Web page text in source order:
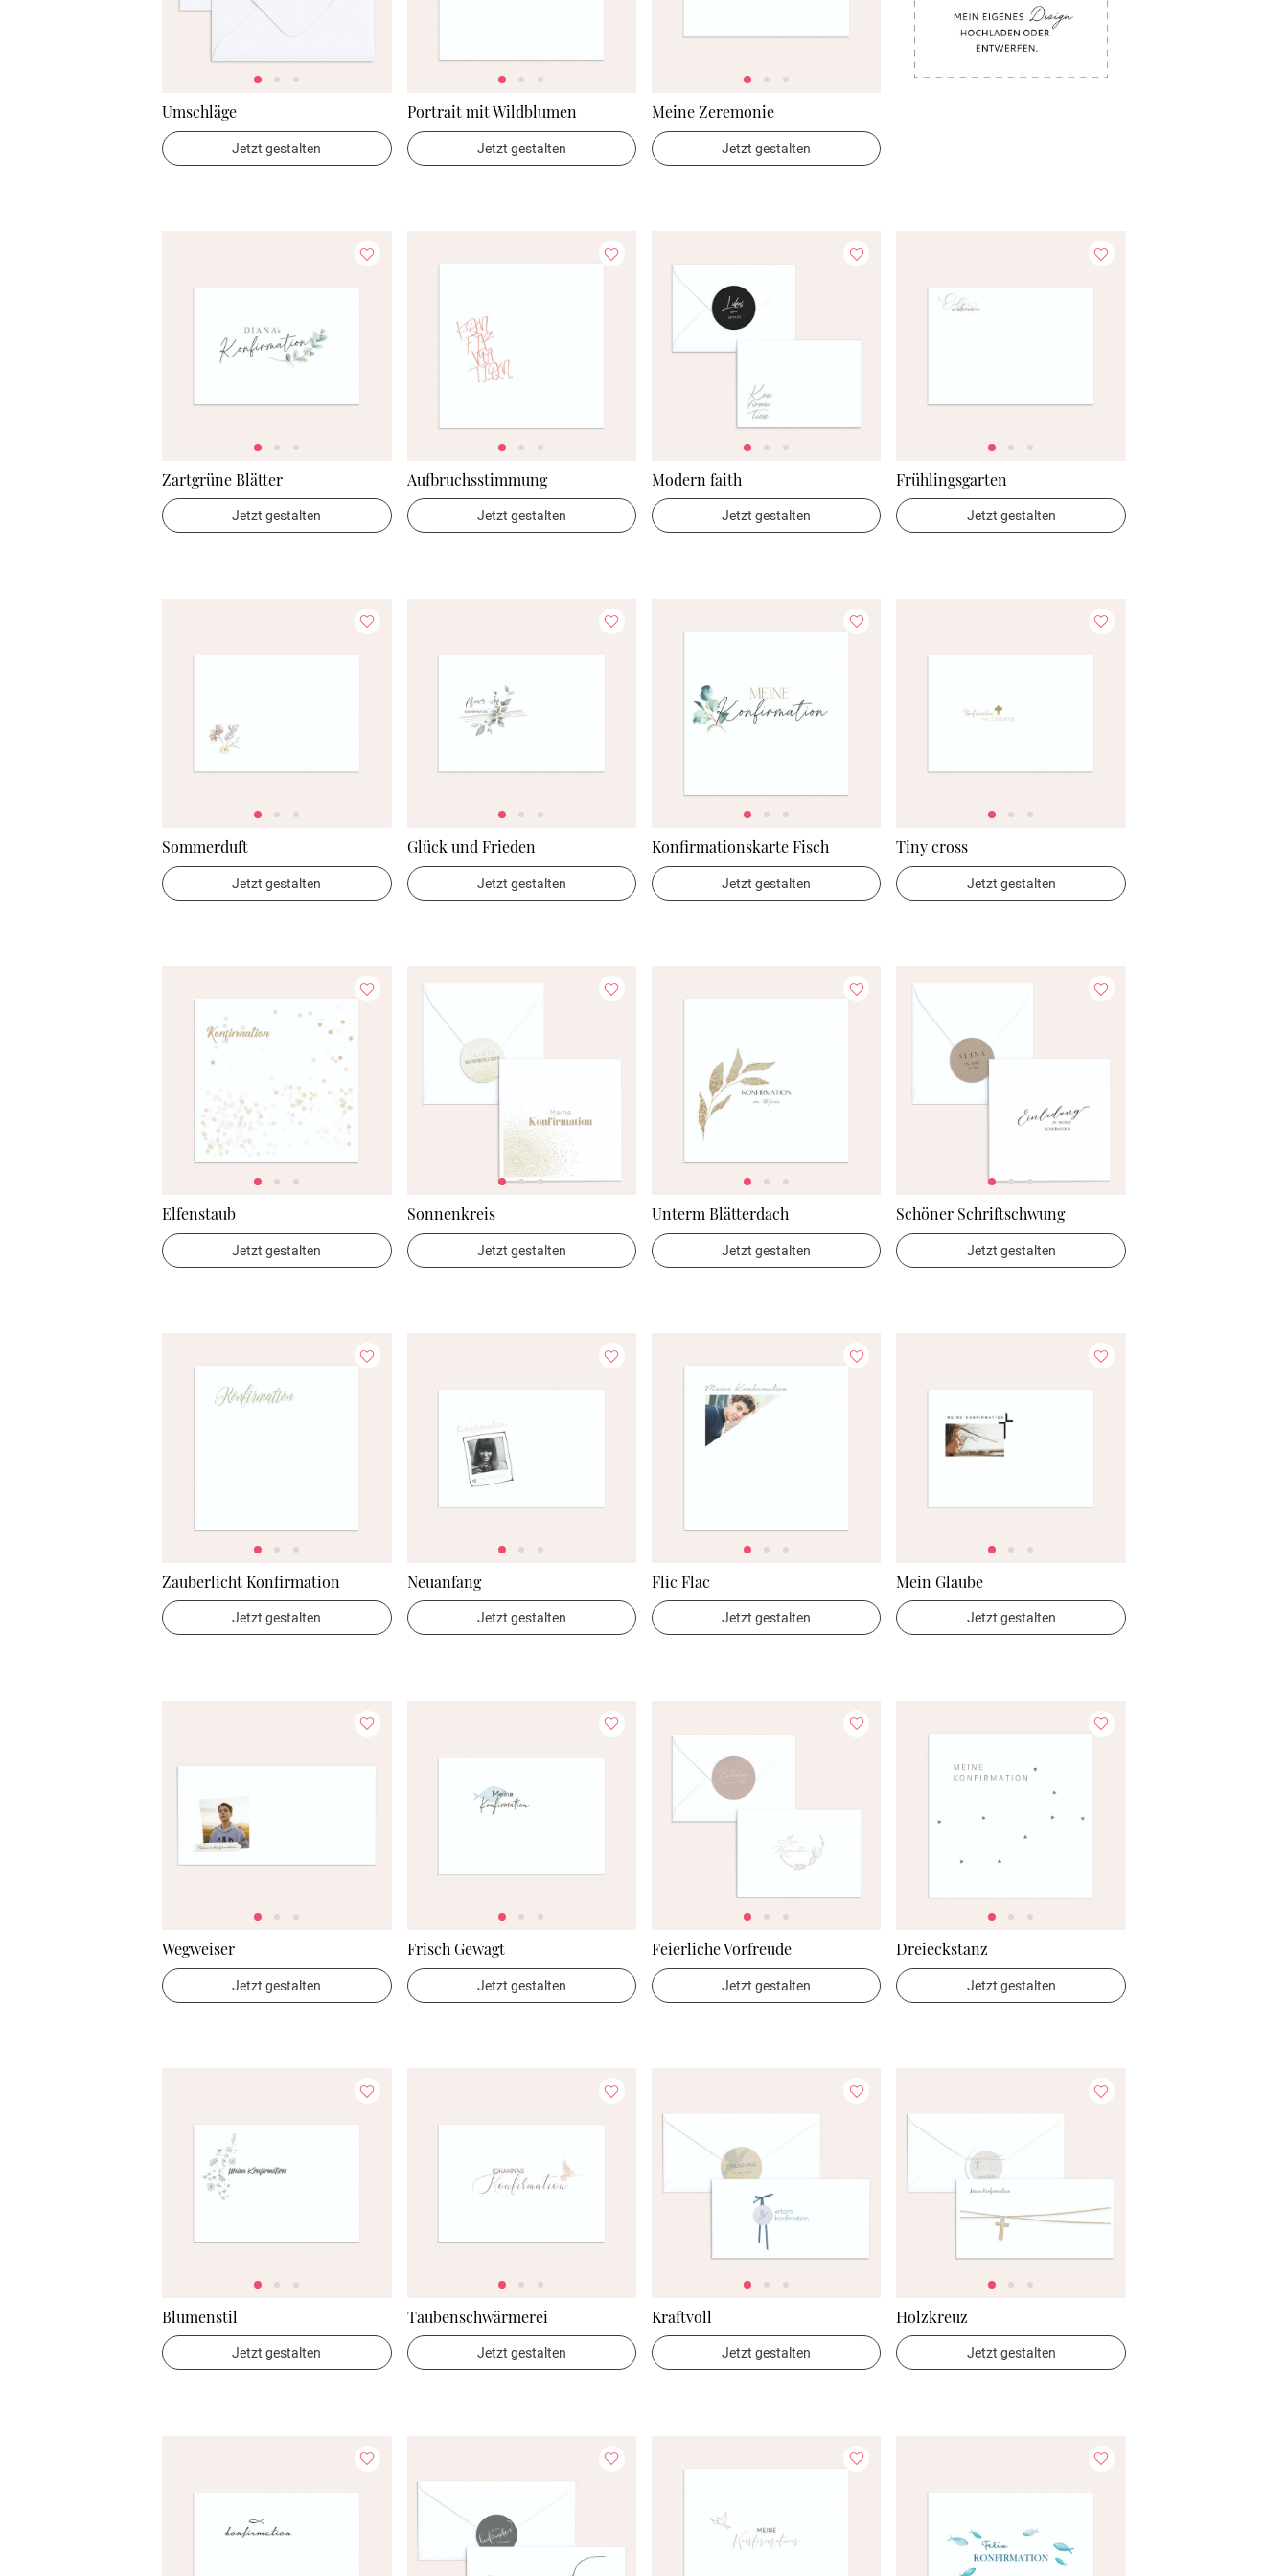
Umschläge
Jetzt gestalten
Portrait mit Wildblumen
Jetzt gestalten
Meine Zeremonie
Jetzt gestalten
Zartgrüne Blätter
Jetzt gestalten
Aufbruchsstimmung
Jetzt gestalten
Modern faith
Jetzt gestalten
Frühlingsgarten
Jetzt gestalten
Sommerduft
Jetzt gestalten
Glück und Frieden
Jetzt gestalten
Konfirmationskarte Fisch
Jetzt gestalten
Tiny cross
Jetzt gestalten
Elfenstaub
Jetzt gestalten
Sonnenkreis
Jetzt gestalten
Unterm Blätterdach
Jetzt gestalten
Schöner Schriftschwung
Jetzt gestalten
Zauberlicht Konfirmation
Jetzt gestalten
Neuanfang
Jetzt gestalten
Flic Flac
Jetzt gestalten
Mein Glaube
Jetzt gestalten
Wegweiser
Jetzt gestalten
Frisch Gewagt
Jetzt gestalten
Feierliche Vorfreude
Jetzt gestalten
Dreieckstanz
Jetzt gestalten
Blumenstil
Jetzt gestalten
Taubenschwärmerei
Jetzt gestalten
Kraftvoll
Jetzt gestalten
Holzkreuz
Jetzt gestalten